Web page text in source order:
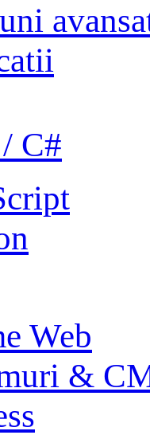
C#
Web
&